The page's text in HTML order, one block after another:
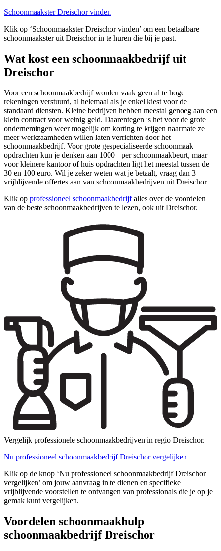
Schoonmaakster Dreischor vinden
Klik op ‘Schoonmaakster Dreischor vinden’ om een betaalbare
schoonmaakster uit Dreischor in te huren die bij je past.
Wat kost een schoonmaakbedrijf uit
Dreischor
Voor een schoonmaakbedrijf worden vaak geen al te hoge
rekeningen verstuurd, al helemaal als je enkel kiest voor de
standaard diensten. Kleine bedrijven hebben meestal genoeg aan een
klein contract voor weinig geld. Daarentegen is het voor de grote
ondernemingen weer mogelijk om korting te krijgen naarmate ze
meer werkzaamheden willen laten verrichten door het
schoonmaakbedrijf. Voor grote gespecialiseerde schoonmaak
opdrachten kun je denken aan 1000+ per schoonmaakbeurt, maar
voor kleinere kantoor of huis opdrachten ligt het meestal tussen de
30 en 100 euro. Wil je zeker weten wat je betaalt, vraag dan 3
vrijblijvende offertes aan van schoonmaakbedrijven uit Dreischor.
Klik op professioneel schoonmaakbedrijfalles over de voordelen
van de beste schoonmaakbedrijven te lezen, ook uit Dreischor.
Vergelijk professionele schoonmaakbedrijven in regio Dreischor.
Nu professioneel schoonmaakbedrijf Dreischor vergelijken
Klik op de knop ‘Nu professioneel schoonmaakbedrijf Dreischor
vergelijken’ om jouw aanvraag in te dienen en specifieke
vrijblijvende voorstellen te ontvangen van professionals die je op je
gemak kunt vergelijken.
Voordelen schoonmaakhulp
schoonmaakbedrijf Dreischor